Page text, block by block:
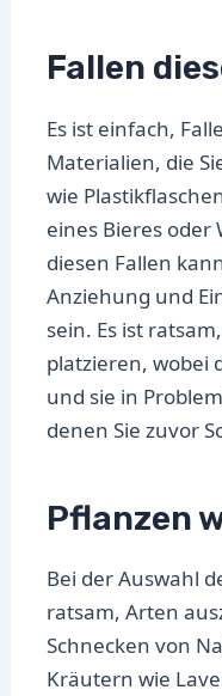
Fallen
Es ist einfach,
Materialien, die
wie
eines Bieres oder
diesen Fallen
Anziehung und
sein. Es ist
platzieren, wobei
und sie in
denen Sie zuvor
Pflanzen
Bei der Auswahl
ratsam, Arten
Schnecken von
Kräutern wie